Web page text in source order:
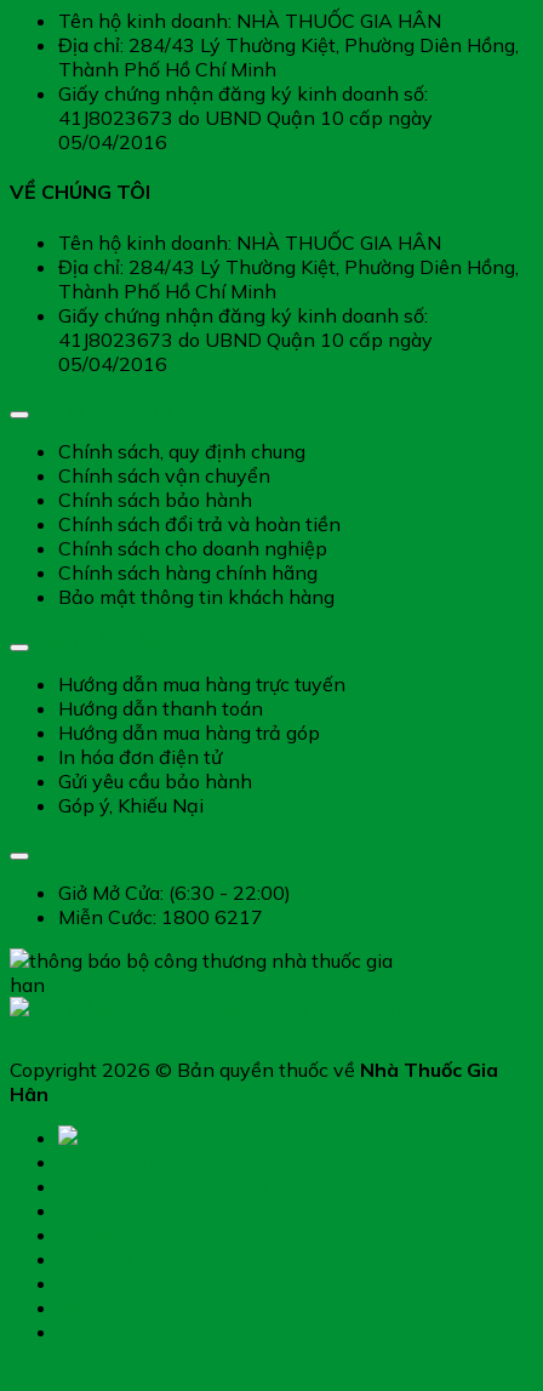
Tên hộ kinh doanh: NHÀ THUỐC GIA HÂN
Địa chỉ: 284/43 Lý Thường Kiệt, Phường Diên Hồng,
Thành Phố Hồ Chí Minh
Giấy chứng nhận đăng ký kinh doanh số:
41J8023673 do UBND Quận 10 cấp ngày
05/04/2016
VỀ CHÚNG TÔI
Tên hộ kinh doanh: NHÀ THUỐC GIA HÂN
Địa chỉ: 284/43 Lý Thường Kiệt, Phường Diên Hồng,
Thành Phố Hồ Chí Minh
Giấy chứng nhận đăng ký kinh doanh số:
41J8023673 do UBND Quận 10 cấp ngày
05/04/2016
Chính sách, quy định chung
Chính sách vận chuyển
Chính sách bảo hành
Chính sách đổi trả và hoàn tiền
Chính sách cho doanh nghiệp
Chính sách hàng chính hãng
Bảo mật thông tin khách hàng
Hướng dẫn mua hàng trực tuyến
Hướng dẫn thanh toán
Hướng dẫn mua hàng trả góp
In hóa đơn điện tử
Gửi yêu cầu bảo hành
Góp ý, Khiếu Nại
Giở Mở Cửa: (6:30 - 22:00)
Miễn Cước: 1800 6217
Copyright 2026 © Bản quyền thuốc về Nhà Thuốc Gia
Hân